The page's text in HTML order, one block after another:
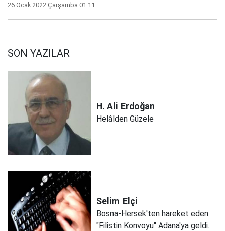
26 Ocak 2022 Çarşamba 01:11
SON YAZILAR
H. Ali Erdoğan
Helâlden Güzele
Selim Elçi
Bosna-Hersek'ten hareket eden
"Filistin Konvoyu" Adana'ya geldi.